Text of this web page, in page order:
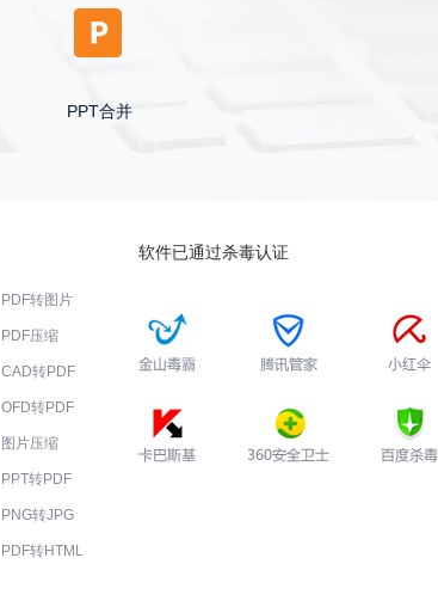
PPT合并
PDF转图片
PDF压缩
CAD转PDF
OFD转PDF
图片压缩
PPT转PDF
PNG转JPG
PDF转HTML
软件已通过杀毒认证